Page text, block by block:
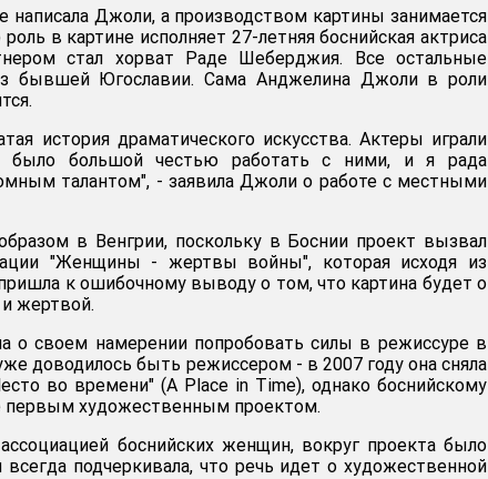
написала Джоли, а производством картины занимается
в картине исполняет 27-летняя боснийская актриса
стал хорват Раде Шеберджия. Все остальные
бывшей Югославии. Сама Анджелина Джоли в роли
история драматического искусства. Актеры играли
было большой честью работать с ними, и я рада
талантом", - заявила Джоли о работе с местными
в Венгрии, поскольку в Боснии проект вызвал
"Женщины - жертвы войны", которая исходя из
к ошибочному выводу о том, что картина будет о
жертвой.
о своем намерении попробовать силы в режиссуре в
доводилось быть режиссером - в 2007 году она сняла
во времени" (A Place in Time), однако боснийскому
первым художественным проектом.
боснийских женщин, вокруг проекта было
подчеркивала, что речь идет о художественной